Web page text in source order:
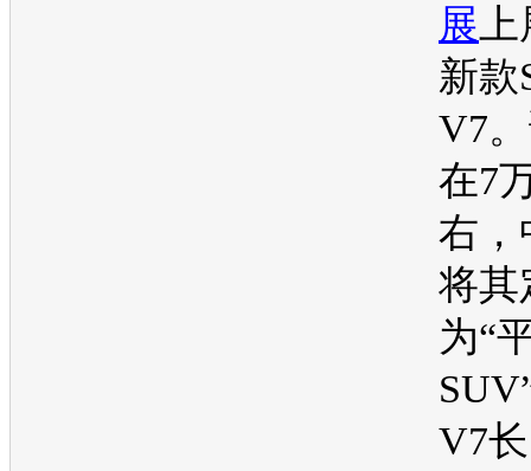
展
新款
V7
在7
右，
将其
为“
SUV
V7长